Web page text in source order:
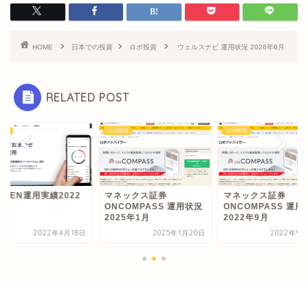
HOME 日本での投資 ロボ投資 ウェルスナビ 運用状況 2026年6月
RELATED POST
運用実績2022
2022年4月18日
ロボ投資
マネックス証券
ONCOMPASS 運用状況
2025年1月
2025年1月20日
ロボ投資
マネックス証券
ONCOMPASS 運用
2022年9月
2022年9